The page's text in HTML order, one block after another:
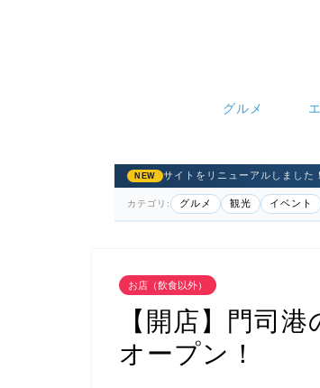
グルメ
NEW サイトをリニューアルしました
カテゴリ: グルメ 観光 イベント
お店（飲食以外）
【開店】門司
オープン！